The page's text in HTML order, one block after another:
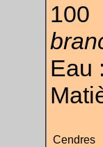
Eau :
Cendres